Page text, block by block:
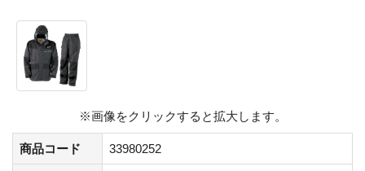
※画像をクリックすると拡大します。
商品コード 33980252